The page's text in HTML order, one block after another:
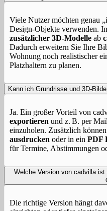
Viele Nutzer möchten genau
Design‑Objekte verwenden.
zusätzlicher 3D‑Modelle ab
Dadurch erweitern Sie Ihre
Wohnung noch realistischer
Platzhaltern zu planen.
Kann ich Grundrisse und
Ja. Ein großer Vorteil von
exportieren und z. B. per
einzuholen. Zusätzlich
ausdrucken oder in ein PDF
für Termine, Abstimmungen
Welche Version von cadvilla
Die richtige Version hängt